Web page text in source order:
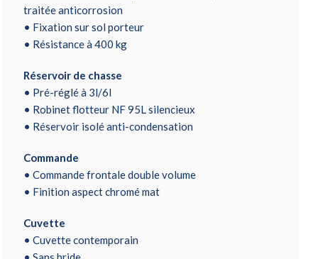
traitée anticorrosion
• Fixation sur sol porteur
• Résistance à 400 kg
Réservoir de chasse
• Pré-réglé à 3l/6l
• Robinet flotteur NF 95L silencieux
• Réservoir isolé anti-condensation
Commande
• Commande frontale double volume
• Finition aspect chromé mat
Cuvette
• Cuvette contemporain